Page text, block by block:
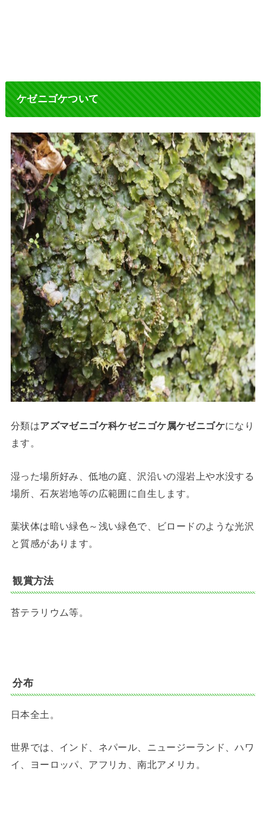
ケゼニゴケついて
分類はアズマゼニゴケ科ケゼニゴケ属ケゼニゴケになり
ます。
湿った場所好み、低地の庭、沢沿いの湿岩上や水没する
場所、石灰岩地等の広範囲に自生します。
葉状体は暗い緑色～浅い緑色で、ビロードのような光沢
と質感があります。
観賞方法
苔テラリウム等。
分布
日本全土。
世界では、インド、ネパール、ニュージーランド、ハワ
イ、ヨーロッパ、アフリカ、南北アメリカ。